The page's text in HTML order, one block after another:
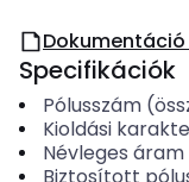
Specifikációk
Pólusszám
Kioldási
Névleges áram